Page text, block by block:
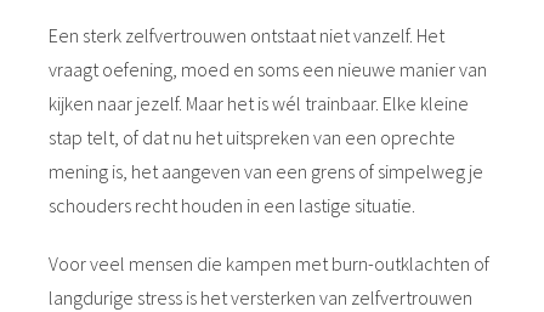
Een sterk zelfvertrouwen ontstaat niet vanzelf. Het
vraagt oefening, moed en soms een nieuwe manier van
kijken naar jezelf. Maar het is wél trainbaar. Elke kleine
stap telt, of dat nu het uitspreken van een oprechte
mening is, het aangeven van een grens of simpelweg je
schouders recht houden in een lastige situatie.
Voor veel mensen die kampen met burn-outklachten of
langdurige stress is het versterken van zelfvertrouwen